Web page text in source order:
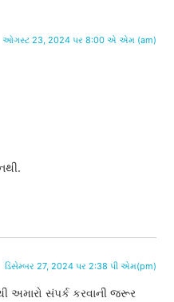
ઓગસ્ટ 23, 2024 પર 8:00 એ એમ (am)
ડિસેમ્બર 27, 2024 પર 2:38 પી એમ(pm)
સંપર્ક કરવાની જરૂર